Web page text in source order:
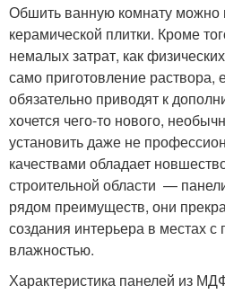
Обшить ванную комнату можно
керамической плитки. Кроме
немалых затрат, как
само приготовление раствора,
обязательно приводят к
хочется чего-то нового,
установить даже не
качествами обладает
строительной области —
рядом преимуществ, они
создания интерьера в местах
влажностью.
Характеристика панелей из